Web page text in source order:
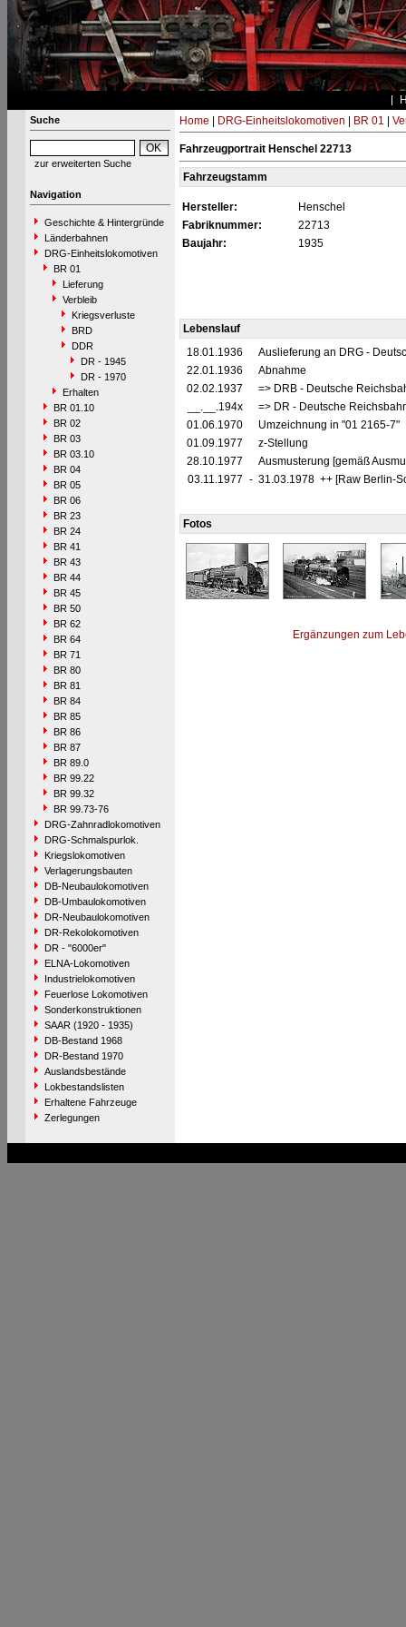
Suche
zur erweiterten Suche
Navigation
Geschichte & Hintergründe
Länderbahnen
DRG-Einheitslokomotiven
BR 01
Lieferung
Verbleib
Kriegsverluste
BRD
DDR
DR - 1945
DR - 1970
Erhalten
BR 01.10
BR 02
BR 03
BR 03.10
BR 04
BR 05
BR 06
BR 23
BR 24
BR 41
BR 43
BR 44
BR 45
BR 50
BR 62
BR 64
BR 71
BR 80
BR 81
BR 84
BR 85
BR 86
BR 87
BR 89.0
BR 99.22
BR 99.32
BR 99.73-76
DRG-Zahnradlokomotiven
DRG-Schmalspurlok.
Kriegslokomotiven
Verlagerungsbauten
DB-Neubaulokomotiven
DB-Umbaulokomotiven
DR-Neubaulokomotiven
DR-Rekolokomotiven
DR - "6000er"
ELNA-Lokomotiven
Industrielokomotiven
Feuerlose Lokomotiven
Sonderkonstruktionen
SAAR (1920 - 1935)
DB-Bestand 1968
DR-Bestand 1970
Auslandsbestände
Lokbestandslisten
Erhaltene Fahrzeuge
Zerlegungen
Home DRG-Einheitslokomotiven BR 01
Fahrzeugportrait Henschel 22713
Fahrzeugstamm
Hersteller:
Henschel
Fabriknummer:
22713
Baujahr:
1935
Lebenslauf
18.01.1936
Auslieferung an DRG -
22.01.1936
Abnahme
02.02.1937
=> DRB - Deutsche
__.__.194x
=> DR - Deutsche
01.06.1970
Umzeichnung in "01 2165-7"
01.09.1977
z-Stellung
28.10.1977
Ausmusterung [gemäß
03.11.1977 - 31.03.1978 ++ [Raw Berlin-
Fotos
Ergänzungen zum